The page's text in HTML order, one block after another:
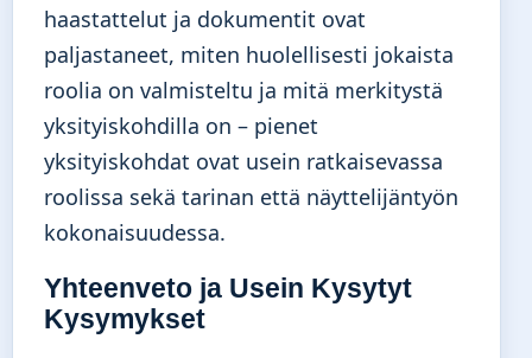
haastattelut ja dokumentit ovat
paljastaneet, miten huolellisesti jokaista
roolia on valmisteltu ja mitä merkitystä
yksityiskohdilla on – pienet
yksityiskohdat ovat usein ratkaisevassa
roolissa sekä tarinan että näyttelijäntyön
kokonaisuudessa.
Yhteenveto ja Usein Kysytyt
Kysymykset